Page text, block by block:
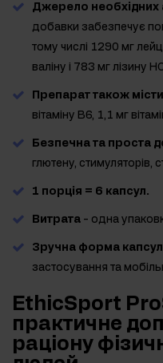
Джерело необхідних
добавки забезпечує
тому числі 1290 мг
валіну і 783 мг лізину
Препарат також
вітаміну B6, 1,1 мг
Безпечна та проста
глютену, стимуляторів,
1 порція = 6 капсул.
Витрата - одна
Зручна форма капсул
застосування та
EthicSport
практичне
раціону